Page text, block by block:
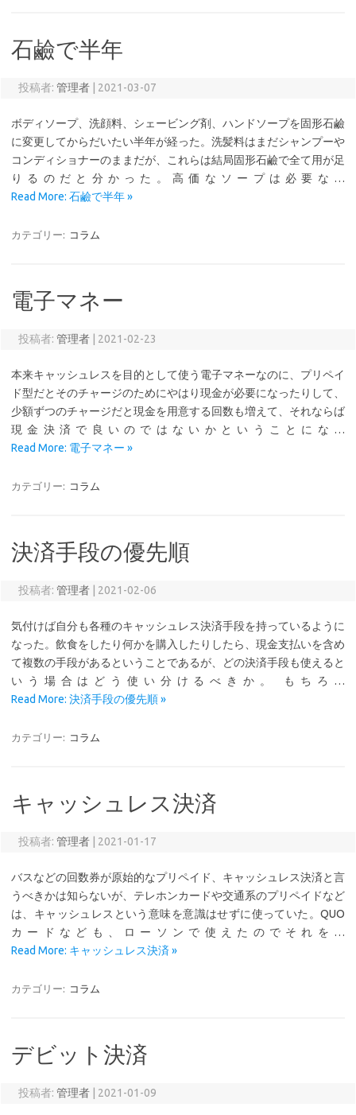
石鹼で半年
投稿者: 管理者 2021-03-07
ボディソープ、洗顔料、シェービング剤、ハンドソープを固形石鹼
に変更してからだいたい半年が経った。洗髪料はまだシャンプーや
コンディショナーのままだが、これらは結局固形石鹼で全て用が足
りるのだと分かった。高価なソープは必要な…
Read More: 石鹼で半年 »
カテゴリー: コラム
電子マネー
投稿者: 管理者 2021-02-23
本来キャッシュレスを目的として使う電子マネーなのに、プリペイ
ド型だとそのチャージのためにやはり現金が必要になったりして、
少額ずつのチャージだと現金を用意する回数も増えて、それならば
現金決済で良いのではないかということにな…
Read More: 電子マネー »
カテゴリー: コラム
決済手段の優先順
投稿者: 管理者 2021-02-06
気付けば自分も各種のキャッシュレス決済手段を持っているように
なった。飲食をしたり何かを購入したりしたら、現金支払いを含め
て複数の手段があるということであるが、どの決済手段も使えると
いう場合はどう使い分けるべきか。 もちろ…
Read More: 決済手段の優先順 »
カテゴリー: コラム
キャッシュレス決済
投稿者: 管理者 2021-01-17
バスなどの回数券が原始的なプリペイド、キャッシュレス決済と言
うべきかは知らないが、テレホンカードや交通系のプリペイドなど
は、キャッシュレスという意味を意識はせずに使っていた。QUO
カードなども、ローソンで使えたのでそれを…
Read More: キャッシュレス決済 »
カテゴリー: コラム
デビット決済
投稿者: 管理者 2021-01-09